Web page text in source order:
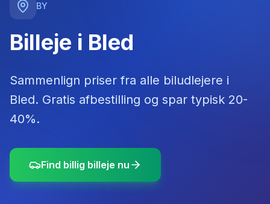
BY
Billeje i Bled
Sammenlign priser fra alle biludlejere i
Bled. Gratis afbestilling og spar typisk 20-
40%.
Find billig billeje nu